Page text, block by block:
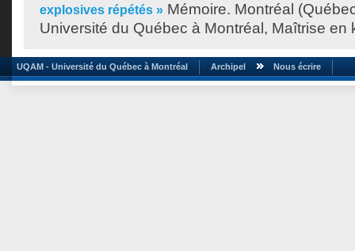
explosives répétés » Mémoire. Montréal
Université du Québec à Montréal, Maîtrise en
UQAM - Université du Québec à Montréal Archipel Nous écrire